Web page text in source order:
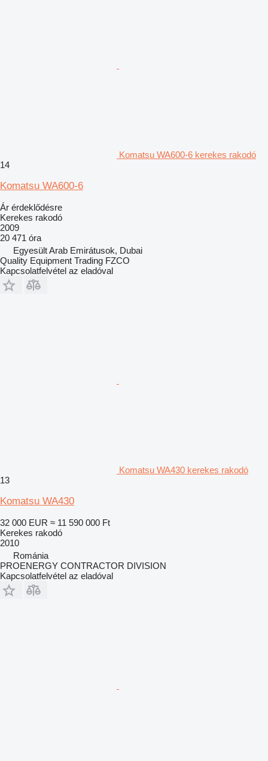
Komatsu WA600-6 kerekes rakodó
14
Komatsu WA600-6
Ár érdeklődésre
Kerekes rakodó
2009
20 471 óra
Egyesült Arab Emirátusok, Dubai
Quality Equipment Trading FZCO
Kapcsolatfelvétel az eladóval
Komatsu WA430 kerekes rakodó
13
Komatsu WA430
32 000 EUR ≈ 11 590 000 Ft
Kerekes rakodó
2010
Románia
PROENERGY CONTRACTOR DIVISION
Kapcsolatfelvétel az eladóval